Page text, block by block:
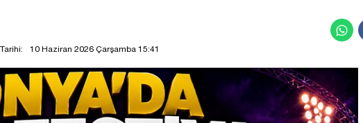
10 Haziran 2026 Çarşamba 15:41